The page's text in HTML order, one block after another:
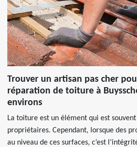
Trouver un artisan pas cher
réparation de toiture à
environs
La toiture est un élément qui est
propriétaires. Cependant, lorsque des
au niveau de ces surfaces, c’est